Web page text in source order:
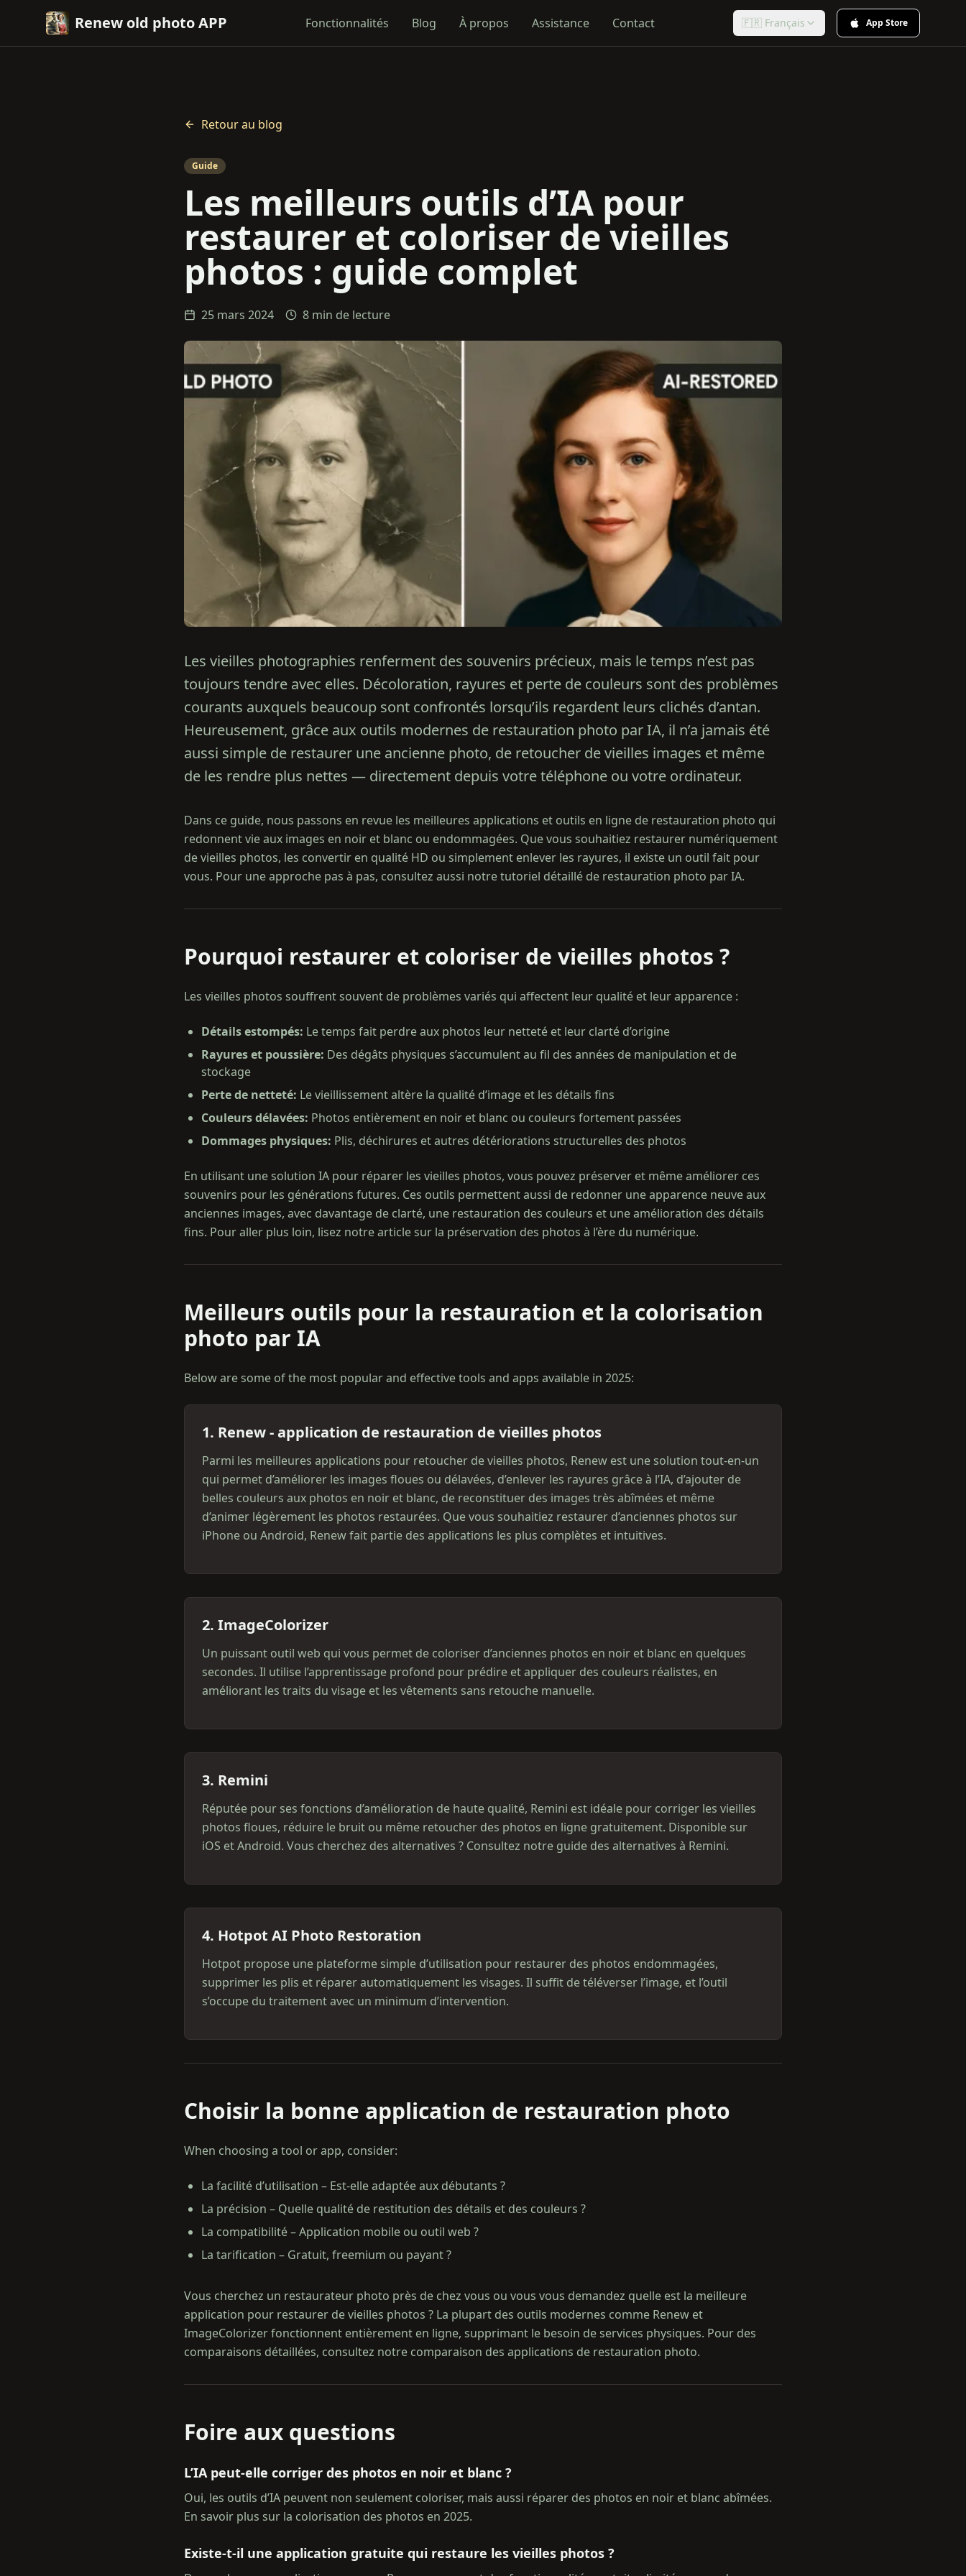
Renew old photo APP Fonctionnalités Blog À propos Assistance Contact 🇫🇷 Français App Store
Retour au blog
Guide
Les meilleurs outils d’IA pour
restaurer et coloriser de vieilles
photos : guide complet
25 mars 2024 8 min de lecture
Les vieilles photographies renferment des souvenirs précieux, mais le temps n’est pas
toujours tendre avec elles. Décoloration, rayures et perte de couleurs sont des problèmes
courants auxquels beaucoup sont confrontés lorsqu’ils regardent leurs clichés d’antan.
Heureusement, grâce aux outils modernes de restauration photo par IA, il n’a jamais été
aussi simple de restaurer une ancienne photo, de retoucher de vieilles images et même
de les rendre plus nettes — directement depuis votre téléphone ou votre ordinateur.
Dans ce guide, nous passons en revue les meilleures applications et outils en ligne de restauration photo qui
redonnent vie aux images en noir et blanc ou endommagées. Que vous souhaitiez restaurer numériquement
de vieilles photos, les convertir en qualité HD ou simplement enlever les rayures, il existe un outil fait pour
vous. Pour une approche pas à pas, consultez aussi notre tutoriel détaillé de restauration photo par IA.
Pourquoi restaurer et coloriser de vieilles photos ?
Les vieilles photos souffrent souvent de problèmes variés qui affectent leur qualité et leur apparence :
Détails estompés: Le temps fait perdre aux photos leur netteté et leur clarté d’origine
Rayures et poussière: Des dégâts physiques s’accumulent au fil des années de manipulation et de
stockage
Perte de netteté: Le vieillissement altère la qualité d’image et les détails fins
Couleurs délavées: Photos entièrement en noir et blanc ou couleurs fortement passées
Dommages physiques: Plis, déchirures et autres détériorations structurelles des photos
En utilisant une solution IA pour réparer les vieilles photos, vous pouvez préserver et même améliorer ces
souvenirs pour les générations futures. Ces outils permettent aussi de redonner une apparence neuve aux
anciennes images, avec davantage de clarté, une restauration des couleurs et une amélioration des détails
fins. Pour aller plus loin, lisez notre article sur la préservation des photos à l’ère du numérique.
Meilleurs outils pour la restauration et la colorisation
photo par IA
Below are some of the most popular and effective tools and apps available in 2025:
1. Renew - application de restauration de vieilles photos
Parmi les meilleures applications pour retoucher de vieilles photos, Renew est une solution tout‑en‑un
qui permet d’améliorer les images floues ou délavées, d’enlever les rayures grâce à l’IA, d’ajouter de
belles couleurs aux photos en noir et blanc, de reconstituer des images très abîmées et même
d’animer légèrement les photos restaurées. Que vous souhaitiez restaurer d’anciennes photos sur
iPhone ou Android, Renew fait partie des applications les plus complètes et intuitives.
2. ImageColorizer
Un puissant outil web qui vous permet de coloriser d’anciennes photos en noir et blanc en quelques
secondes. Il utilise l’apprentissage profond pour prédire et appliquer des couleurs réalistes, en
améliorant les traits du visage et les vêtements sans retouche manuelle.
3. Remini
Réputée pour ses fonctions d’amélioration de haute qualité, Remini est idéale pour corriger les vieilles
photos floues, réduire le bruit ou même retoucher des photos en ligne gratuitement. Disponible sur
iOS et Android. Vous cherchez des alternatives ? Consultez notre guide des alternatives à Remini.
4. Hotpot AI Photo Restoration
Hotpot propose une plateforme simple d’utilisation pour restaurer des photos endommagées,
supprimer les plis et réparer automatiquement les visages. Il suffit de téléverser l’image, et l’outil
s’occupe du traitement avec un minimum d’intervention.
Choisir la bonne application de restauration photo
When choosing a tool or app, consider:
La facilité d’utilisation – Est‑elle adaptée aux débutants ?
La précision – Quelle qualité de restitution des détails et des couleurs ?
La compatibilité – Application mobile ou outil web ?
La tarification – Gratuit, freemium ou payant ?
Vous cherchez un restaurateur photo près de chez vous ou vous vous demandez quelle est la meilleure
application pour restaurer de vieilles photos ? La plupart des outils modernes comme Renew et
ImageColorizer fonctionnent entièrement en ligne, supprimant le besoin de services physiques. Pour des
comparaisons détaillées, consultez notre comparaison des applications de restauration photo.
Foire aux questions
L’IA peut‑elle corriger des photos en noir et blanc ?
Oui, les outils d’IA peuvent non seulement coloriser, mais aussi réparer des photos en noir et blanc abîmées.
En savoir plus sur la colorisation des photos en 2025.
Existe‑t‑il une application gratuite qui restaure les vieilles photos ?